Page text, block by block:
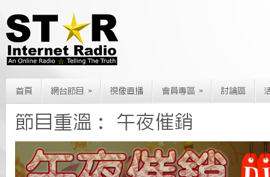
首頁 網台節目 » 視像直播 會員專區 » 討論區
節目重溫： 午夜催銷